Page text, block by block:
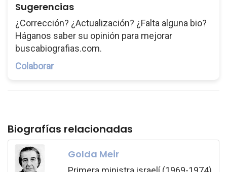
Sugerencias
¿Corrección? ¿Actualización? ¿Falta alguna bio?
Háganos saber su opinión para mejorar
buscabiografias.com.
Colaborar
Biografías relacionadas
Golda Meir